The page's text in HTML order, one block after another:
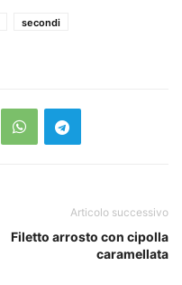
secondi
Articolo successivo
Filetto arrosto con cipolla
caramellata